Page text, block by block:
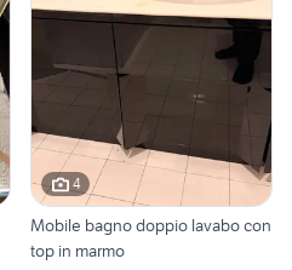
4
Mobile bagno doppio lavabo con
top in marmo